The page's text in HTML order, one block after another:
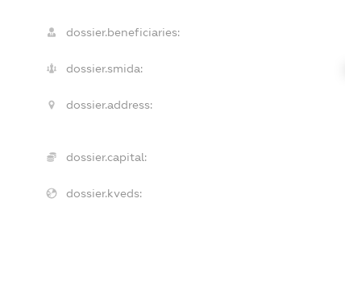
dossier.beneficiaries:
dossier.smida:
dossier.address:
dossier.capital:
dossier.kveds: